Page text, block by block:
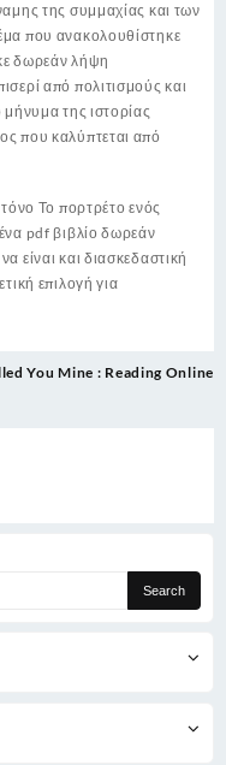
της συμμαχίας και των
που ανακολουθίστηκε
δωρεάν λήψη
από πολιτισμούς και
μήνυμα της ιστορίας
που καλύπτεται από
Το πορτρέτο ενός
pdf βιβλίο δωρεάν
είναι και διασκεδαστική
επιλογή για
You Mine : Reading Online